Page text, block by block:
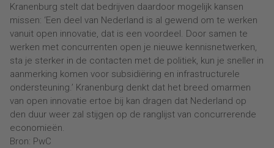
Kranenburg stelt dat bedrijven daardoor mogelijk kansen
missen: ‘Een deel van Nederland is al gewend om te werken
vanuit open innovatie, dat is een voordeel. Door samen te
werken met concurrenten open je nieuwe kennisnetwerken,
sta je sterker in de contacten met de politiek, kun je sneller in
aanmerking komen voor subsidiëring en infrastructurele
ondersteuning.’ Kranenburg denkt dat het breed omarmen
van open innovatie ertoe bij kan dragen dat Nederland op
den duur weer zal stijgen op de ranglijst van concurrerende
economieën.
Bron: PwC